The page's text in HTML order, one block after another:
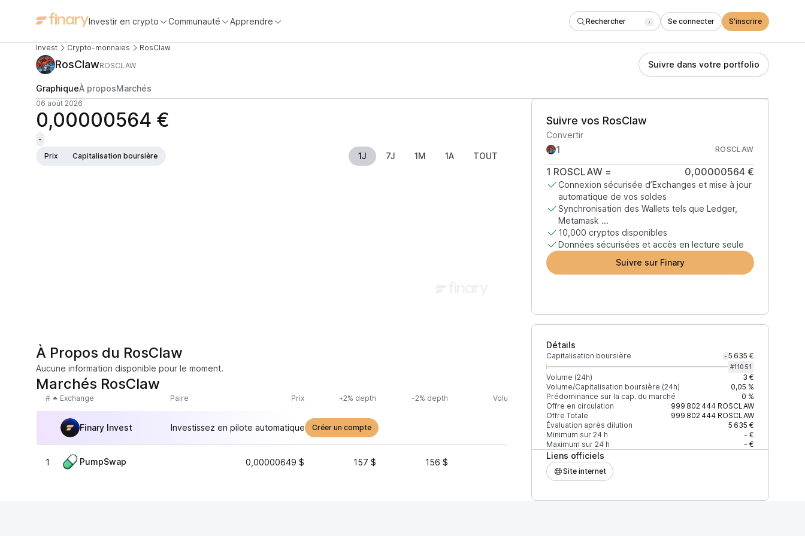
Investir en crypto Communauté Apprendre Rechercher / Se connecter S'inscrire
Invest Crypto-monnaies RosClaw
RosClawROSCLAW Suivre dans votre portfolio
GraphiqueÀ proposMarchés
06 août 2026
0,00000564 €
-
Prix
Capitalisation boursière 1J 7J 1M 1A TOUT
Suivre vos RosClaw
Convertir
ROSCLAW
1 ROSCLAW= 0,00000564 €
Connexion sécurisée d’Exchanges et mise à jour
automatique de vos soldes
Synchronisation des Wallets tels que Ledger,
Metamask ...
10,000 cryptos disponibles
Données sécurisées et accès en lecture seule
Suivre sur Finary
Détails
Capitalisation boursière - 5 635 €
#11051
Volume (24h)
3 €
Volume/Capitalisation boursière (24h)
0,05 %
Prédominance sur la cap. du marché
0 %
Offre en circulation
999 802 444ROSCLAW
Offre Totale
999 802 444ROSCLAW
Évaluation après dilution
5 635 €
Minimum sur 24 h
- €
Maximum sur 24 h
- €
Liens officiels
Site internet
À Propos du RosClaw
Aucune information disponible pour le moment.
Marchés RosClaw
# Exchange Paire Prix +2% depth -2% depth Volume (24h) % du volume Confiance Mis à jour
Finary Invest Investissez en pilote automatique Créer un compte
1 PumpSwap 0,00000649 $ 157 $ 156 $ 100 %